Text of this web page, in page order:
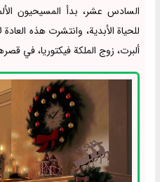
السادس عشر، بدأ المسيحيون
للحياة الأبدية، وانتشرت هذه العادة
ألبرت، زوج الملكة فيكتوريا، في